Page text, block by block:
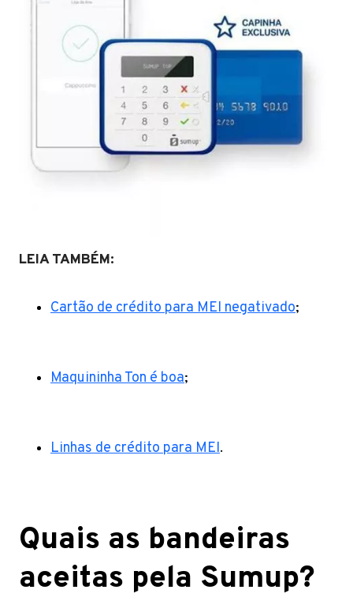
LEIA TAMBÉM:
Cartão de crédito para MEI negativado;
Maquininha Ton é boa;
Linhas de crédito para MEI.
Quais as bandeiras
aceitas pela Sumup?